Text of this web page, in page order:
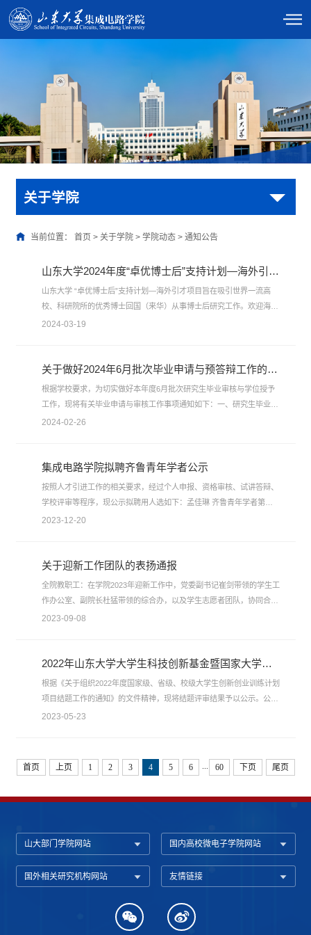
关于学院
当前位置： 首页 > 关于学院> 学院动态> 通知公告
山东大学2024年度“卓优博士后”支持计划—海外引才项目招收公告
山东大学 “卓优博士后”支持计划—海外引才项目旨在吸引世界一流高
校、科研院所的优秀博士回国（来华）从事博士后研究工作。欢迎海内
外优秀青年学者积极申报！一、申报条件1.拥护中华人民共和国宪法，
所属学科为业内公认的世界一流学科，或博士导师为国际公认的一流专
2024-03-19
关于做好2024年6月批次毕业申请与预答辩工作的通知
根据学校要求，为切实做好本年度6月批次研究生毕业审核与学位授予
工作，现将有关毕业申请与审核工作事项通知如下：一、研究生毕业审
核程序1.学院成立由分管领导负责、相关专家参加的毕业审核领导小
对、补充个人相关信息：包括学籍信息、表现信息、培养计划、学位信
2024-02-26
集成电路学院拟聘齐鲁青年学者公示
按照人才引进工作的相关要求，经过个人申报、资格审核、试讲答辩、
学校评审等程序，现公示拟聘用人选如下：孟佳琳 齐鲁青年学者第二
层次公示时间：2023年12月20日-2023年12月28日公示电话：0531-
2023-12-20
关于迎新工作团队的表扬通报
全院教职工：在学院2023年迎新工作中，党委副书记崔剑带领的学生工
作办公室、副院长杜猛带领的综合办，以及学生志愿者团队，协同合
作，为新生提供了便利、周到的入学服务，充分体现了我院师生勇担重
晓林、裴玲杰、苏伟、马友俊、徐冉、马文国、全俐颖学生：耿澔童、
2023-09-08
2022年山东大学大学生科技创新基金暨国家大学生创新创业训练计划项目微电子学院结题结果公示
根据《关于组织2022年度国家级、省级、校级大学生创新创业训练计划
项目结题工作的通知》的文件精神，现将结题评审结果予以公示。公示
期限：2023年5月23日—5月25日联系电话：13256651383，邮箱:
2023-05-23
首页 上页 1 2 3 4 5 6 ... 60 下页 尾页
山大部门学院网站 国内高校微电子学院网站
国外相关研究机构网站 友情链接